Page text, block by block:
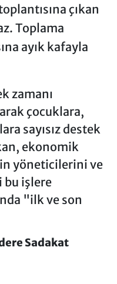
çıkan
Toplama
ayık kafayla
zamanı
çocuklara,
sayısız destek
ekonomik
yöneticilerini ve
işlere
"ilk ve son
Sadakat